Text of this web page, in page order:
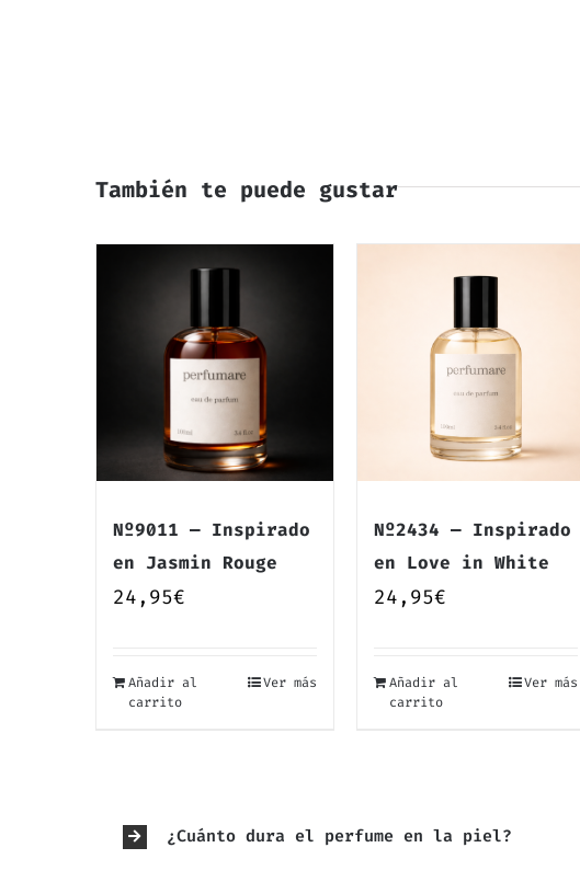
También te puede gustar
Nº9011 — Inspirado
en Jasmin Rouge
24,95€
Añadir al
carrito
Ver más
Nº2434 — Inspirado
en Love in White
24,95€
Añadir al
carrito
Ver más
¿Cuánto dura el perfume en la piel?